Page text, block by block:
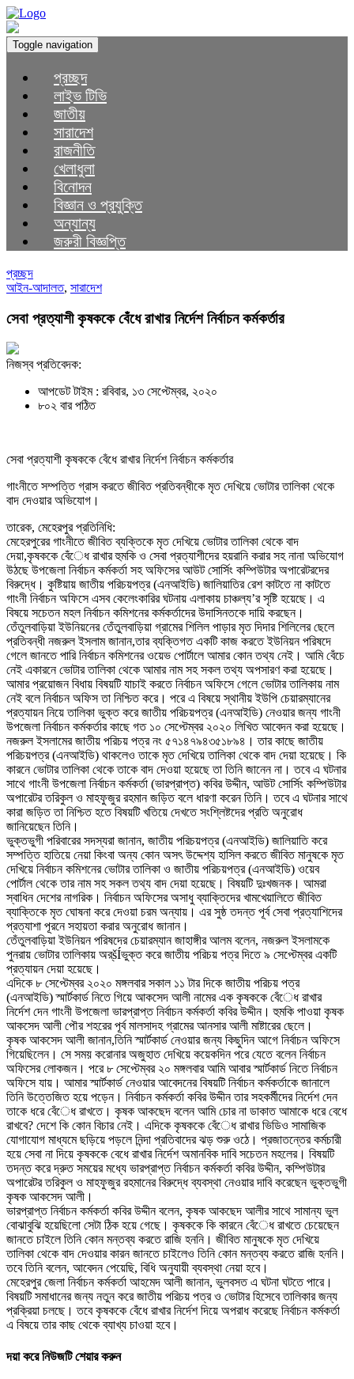
Toggle navigation
প্রচ্ছদ
লাইভ টিভি
জাতীয়
সারাদেশ
রাজনীতি
খেলাধুলা
বিনোদন
বিজ্ঞান ও প্রযুক্তি
অন্যান্য
জরুরী বিজ্ঞপ্তি
প্রচ্ছদ
আইন-আদালত, সারাদেশ
সেবা প্রত্যাশী কৃষককে বেঁধে রাখার নির্দেশ নির্বাচন কর্মকর্তার
নিজস্ব প্রতিবেদক:
আপডেট টাইম : রবিবার, ১৩ সেপ্টেম্বর, ২০২০
৮০২ বার পঠিত
সেবা প্রত্যাশী কৃষককে বেঁধে রাখার নির্দেশ নির্বাচন কর্মকর্তার
গাংনীতে সম্পত্তি গ্রাস করতে জীবিত প্রতিবন্ধীকে মৃত দেখিয়ে ভোটার তালিকা থেকে
বাদ দেওয়ার অভিযোগ।
তারেক, মেহেরপুর প্রতিনিধি:
মেহেরপুরের গাংনীতে জীবিত ব্যক্তিকে মৃত দেখিয়ে ভোটার তালিকা থেকে বাদ
দেয়া,কৃষককে বেঁেধ রাখার হুমকি ও সেবা প্রত্যাশীদের হয়রানি করার সহ নানা অভিযোগ
উঠছে উপজেলা নির্বাচন কর্মকর্তা সহ অফিসের আউট সোর্সিং কম্পিউটার অপারেটরদের
বিরুদ্ধে। কুষ্টিয়ায় জাতীয় পরিচয়পত্র (এনআইডি) জালিয়াতির রেশ কাটতে না কাটতে
গাংনী নির্বাচন অফিসে এসব কেলেংকারির ঘটনায় এলাকায় চাঞ্চল্য’র সৃষ্টি হয়েছে। এ
বিষয়ে সচেতন মহল নির্বাচন কমিশনের কর্মকর্তাদের উদাসিনতকে দায়ি করছেন।
তেঁতুলবাড়িয়া ইউনিয়নের তেঁতুলবাড়িয়া গ্রামের শিলিল পাড়ার মৃত দিদার শিলিলের ছেলে
প্রতিবন্ধী নজরুল ইসলাম জানান,তার ব্যক্তিগত একটি কাজ করতে ইউনিয়ন পরিষদে
গেলে জানতে পারি নির্বাচন কমিশনের ওয়েভ পোর্টালে আমার কোন তথ্য নেই। আমি বেঁচে
নেই একারনে ভোটার তালিকা থেকে আমার নাম সহ সকল তথ্য অপসারণ করা হয়েছে।
আমার প্রয়োজন বিধায় বিষয়টি যাচাই করতে নির্বাচন অফিসে গেলে ভোটার তালিকায় নাম
নেই বলে নির্বাচন অফিস তা নিশ্চিত করে। পরে এ বিষয়ে স্থানীয় ইউপি চেয়ারম্যানের
প্রত্যায়ন নিয়ে তালিকা ভুক্ত করে জাতীয় পরিচয়পত্র (এনআইডি) নেওয়ার জন্য গাংনী
উপজেলা নির্বাচন কর্মকর্তার কাছে গত ১০ সেপ্টেম্বর ২০২০ লিখিত আবেদন করা হয়েছে।
নজরুল ইসলামের জাতীয় পরিচয় পত্র নং ৫৭১৪৭৯৪৩৫১৮৯৪। তার কাছে জাতীয়
পরিচয়পত্র (এনআইডি) থাকলেও তাকে মৃত দেখিয়ে তালিকা থেকে বাদ দেয়া হয়েছে। কি
কারনে ভোটার তালিকা থেকে তাকে বাদ দেওয়া হয়েছে তা তিনি জানেন না। তবে এ ঘটনার
সাথে গাংনী উপজেলা নির্বাচন কর্মকর্তা (ভারপ্রাপ্ত) কবির উদ্দীন, আউট সোর্সিং কম্পিউটার
অপারেটর তরিকুল ও মাহফুজুর রহমান জড়িত বলে ধারণা করেন তিনি। তবে এ ঘটনার সাথে
কারা জড়িত তা নিশ্চিত হতে বিষয়টি খতিয়ে দেখতে সংশ্লিষ্টদের প্রতি অনুরোধ
জানিয়েছেন তিনি।
ভুক্তভুগী পরিবারের সদস্যরা জানান, জাতীয় পরিচয়পত্র (এনআইডি) জালিয়াতি করে
সম্পত্তি হাতিয়ে নেয়া কিংবা অন্য কোন অসৎ উদ্দেশ্য হাসিল করতে জীবিত মানুষকে মৃত
দেখিয়ে নির্বাচন কমিশনের ভোটার তালিকা ও জাতীয় পরিচয়পত্র (এনআইডি) ওয়েব
পোর্টাল থেকে তার নাম সহ সকল তথ্য বাদ দেয়া হয়েছে। বিষয়টি দুঃখজনক। আমরা
স্বাধিন দেশের নাগরিক। নির্বাচন অফিসের অসাধু ব্যাক্তিদের খামখেয়ালিতে জীবিত
ব্যাক্তিকে মৃত ঘোষনা করে দেওয়া চরম অন্যায়। এর সুষ্ঠ তদন্ত পূর্ব সেবা প্রত্যাশিদের
প্রত্যাশা পূরনে সহায়তা করার অনুরোধ জানান।
তেঁতুলবাড়িয়া ইউনিয়ন পরিষদের চেয়ারম্যান জাহাঙ্গীর আলম বলেন, নজরুল ইসলামকে
পুনরায় ভোটার তালিকায় অর্šÍভুক্ত করে জাতীয় পরিচয় পত্র দিতে ৯ সেপ্টেম্বর একটি
প্রত্যায়ন দেয়া হয়েছে।
এদিকে ৮ সেপ্টেম্বর ২০২০ মঙ্গলবার সকাল ১১ টার দিকে জাতীয় পরিচয় পত্র
(এনআইডি) স্মার্টকার্ড নিতে গিয়ে আকসেদ আলী নামের এক কৃষককে বেঁেধ রাখার
নির্দেশ দেন গাংনী উপজেলা ভারপ্রাপ্ত নির্বাচন কর্মকর্তা কবির উদ্দীন। হুমকি পাওয়া কৃষক
আকসেদ আলী পৌর শহরের পূর্ব মালসাদহ গ্রামের আনসার আলী মাষ্টারের ছেলে।
কৃষক আকসেদ আলী জানান,তিনি স্মার্টকার্ড নেওয়ার জন্য কিছুদিন আগে নির্বাচন অফিসে
গিয়েছিলেন। সে সময় করোনার অজুহাত দেখিয়ে কয়েকদিন পরে যেতে বলেন নির্বাচন
অফিসের লোকজন। পরে ৮ সেপ্টেম্বর ২০ মঙ্গলবার আমি আবার স্মার্টকার্ড নিতে নির্বাচন
অফিসে যায়। আমার স্মার্টকার্ড নেওয়ার আবেদনের বিষয়টি নির্বাচন কর্মকর্তাকে জানালে
তিনি উত্তেজিত হয়ে পড়েন। নির্বাচন কর্মকর্তা কবির উদ্দীন তার সহকর্মীদের নির্দেশ দেন
তাকে ধরে বেঁেধ রাখতে। কৃষক আকছেদ বলেন আমি চোর না ডাকাত আমাকে ধরে বেধে
রাখবে? দেশে কি কোন বিচার নেই। এদিকে কৃষককে বেঁেধ রাখার ভিডিও সামাজিক
যোগাযোগ মাধ্যমে ছড়িয়ে পড়লে নিন্দা প্রতিবাদের ঝড় শুরু ওঠে। প্রজাতন্তের কর্মচারী
হয়ে সেবা না দিয়ে কৃষককে বেধে রাখার নির্দেশ অমানবিক দাবি সচেতন মহলের। বিষয়টি
তদন্ত করে দ্রুত সময়ের মধ্যে ভারপ্রাপ্ত নির্বাচন কর্মকর্তা কবির উদ্দীন, কম্পিউটার
অপারেটর তরিকুল ও মাহফুজুর রহমানের বিরুদ্ধে ব্যবস্থা নেওয়ার দাবি করেছেন ভুক্তভুগী
কৃষক আকসেদ আলী।
ভারপ্রাপ্ত নির্বাচন কর্মকর্তা কবির উদ্দীন বলেন, কৃষক আকছেদ আলীর সাথে সামান্য ভুল
বোঝাবুঝি হয়েছিলো সেটা ঠিক হয়ে গেছে। কৃষককে কি কারনে বেঁেধ রাখতে চেয়েছেন
জানতে চাইলে তিনি কোন মন্তব্য করতে রাজি হননি। জীবিত মানুষকে মৃত দেখিয়ে
তালিকা থেকে বাদ দেওয়ার কারন জানতে চাইলেও তিনি কোন মন্তব্য করতে রাজি হননি।
তবে তিনি বলেন, আবেদন পেয়েছি, বিধি অনুযায়ী ব্যবস্থা নেয়া হবে।
মেহেরপুর জেলা নির্বাচন কর্মকর্তা আহমেদ আলী জানান, ভুলবসত এ ঘটনা ঘটতে পারে।
বিষয়টি সমাধানের জন্য নতুন করে জাতীয় পরিচয় পত্র ও ভোটার হিসেবে তালিকার জন্য
প্রক্রিয়া চলছে। তবে কৃষককে বেঁধে রাখার নির্দেশ দিয়ে অপরাধ করেছে নির্বাচন কর্মকর্তা
এ বিষয়ে তার কাছ থেকে ব্যাখ্য চাওয়া হবে।
দয়া করে নিউজটি শেয়ার করুন